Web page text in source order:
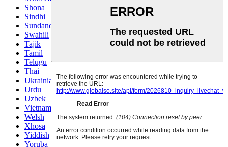
Shona
Sindhi
Sundanese
Swahili
Tajik
Tamil
Telugu
Thai
Ukrainian
Urdu
Uzbek
Vietnamese
Welsh
Xhosa
Yiddish
Yoruba